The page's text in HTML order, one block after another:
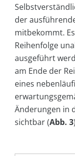
der
mitbekommt.
Reihenfolge
ausgeführt
am Ende der
eines
Änderungen in
sichtbar (Abb. 3